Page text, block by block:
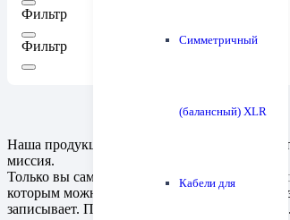
Симметричный
(балансный) XLR
Кабели для
Фильтр
Фильтр
Наша продукция создана для того, чтобы
миссия.
Только вы сами можете судить, достигли ли
которым можно будет похвастаться перед
записывает. При этом мы не следуем